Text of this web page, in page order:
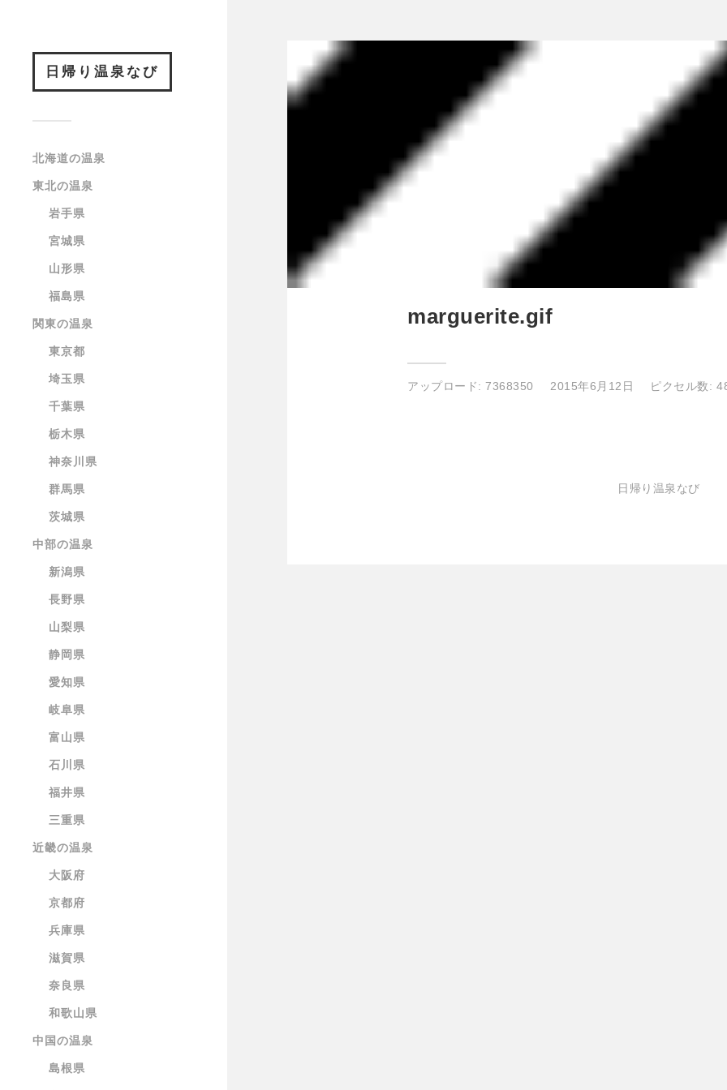
日帰り温泉なび
北海道の温泉
東北の温泉
岩手県
宮城県
山形県
福島県
関東の温泉
東京都
埼玉県
千葉県
栃木県
神奈川県
群馬県
茨城県
中部の温泉
新潟県
長野県
山梨県
静岡県
愛知県
岐阜県
富山県
石川県
福井県
三重県
近畿の温泉
大阪府
京都府
兵庫県
滋賀県
奈良県
和歌山県
中国の温泉
島根県
marguerite.gif
アップロード:7368350 2015年6月12日 ピクセル数:
日帰り温泉なび